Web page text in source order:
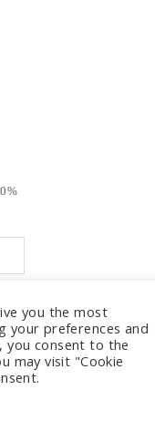
you the most
your preferences and
you consent to the
may visit "Cookie